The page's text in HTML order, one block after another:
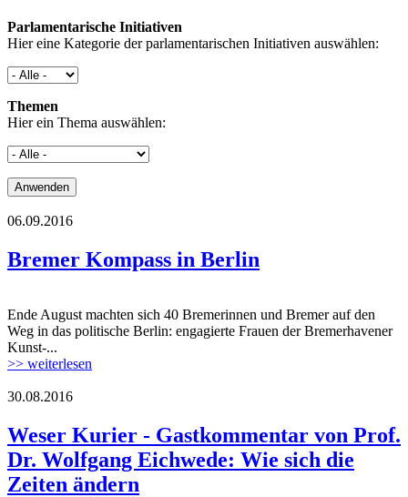
Parlamentarische Initiativen
Hier eine Kategorie der parlamentarischen Initiativen auswählen:
Themen
Hier ein Thema auswählen:
06.09.2016
Bremer Kompass in Berlin
Ende August machten sich 40 Bremerinnen und Bremer auf den
Weg in das politische Berlin: engagierte Frauen der Bremerhavener
Kunst-...
>> weiterlesen
30.08.2016
Weser Kurier - Gastkommentar von Prof.
Dr. Wolfgang Eichwede: Wie sich die
Zeiten ändern